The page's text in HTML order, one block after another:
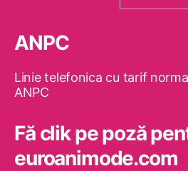
ANPC
Linie telefonica cu tarif
ANPC
Fă clik pe poză
euroanimode.com